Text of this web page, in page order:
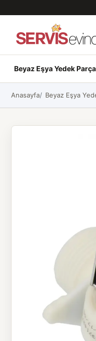
Beyaz Eşya Yedek
Anasayfa Beyaz Eşya